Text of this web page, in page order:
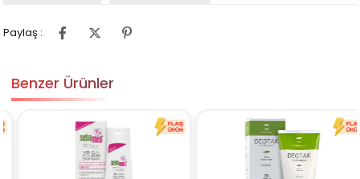
Paylaş :
Benzer Ürünler